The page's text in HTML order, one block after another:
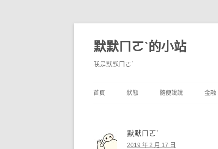
默默ㄇㄛˋ的小站
我是默默ㄇㄛˋ
首頁 狀態
獨白
隨便說說 金融
默默ㄇㄛˋ
2019 年 2 月 17 日